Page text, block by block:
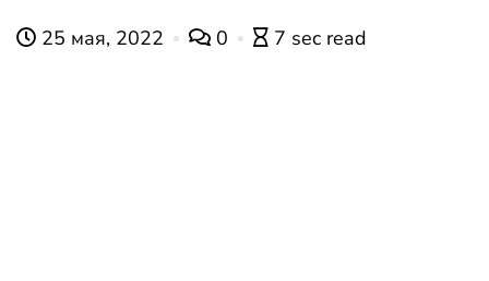
25 мая, 2022 0 7 sec read